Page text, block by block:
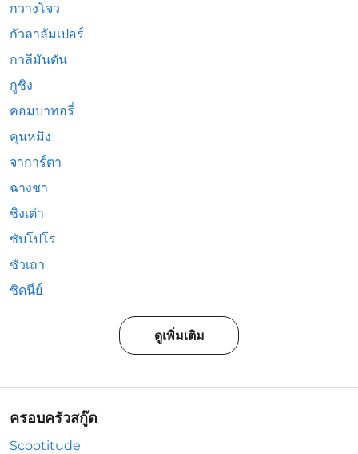
กวางโจว
กัวลาลัมเปอร์
กาลีมันตัน
กูชิง
คอมบาทอรี่
คุนหมิง
จาการ์ตา
ฉางชา
ชิงเต่า
ซับโปโร
ซัวเถา
ซิดนีย์
ดูเพิ่มเติม
ครอบครัวสกู๊ต
Scootitude